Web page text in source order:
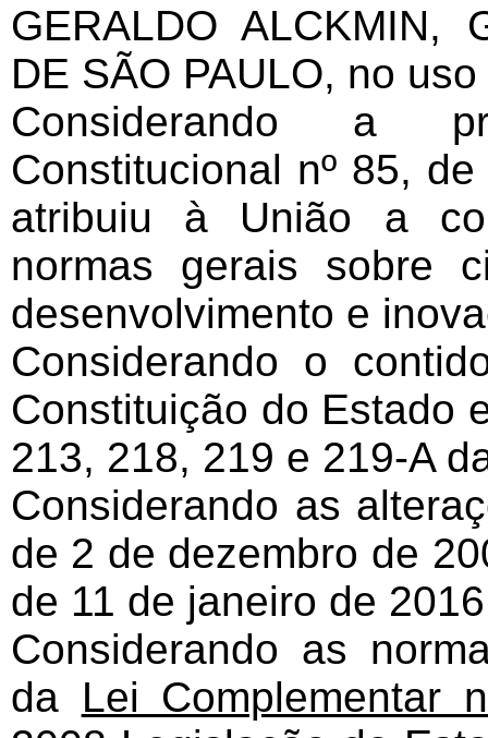
GERALDO ALCKMIN,
DE SÃO PAULO, no
Considerando a
Constitucional nº 85,
atribuiu à União a
normas gerais sobre
desenvolvimento e
Considerando o
Constituição do Estado
213, 218, 219 e 219-A
Considerando as
de 2 de dezembro de
de 11 de janeiro de
Considerando as
da Lei Complementar